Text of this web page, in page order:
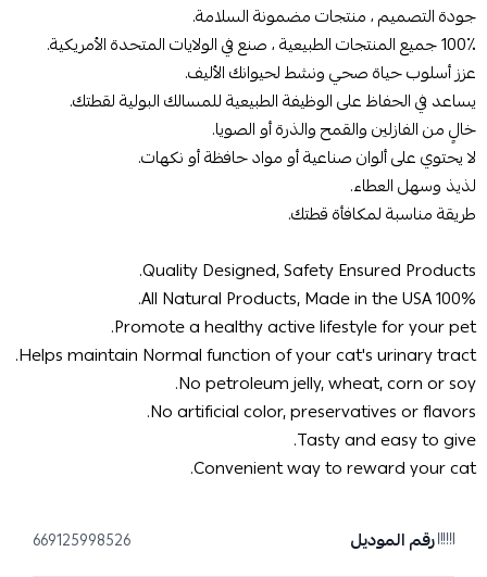
جودة التصميم ، منتجات مضمونة السلامة.
100٪ جميع المنتجات الطبيعية ، صنع في الولايات المتحدة الأمريكية.
عزز أسلوب حياة صحي ونشط لحيوانك الأليف.
يساعد في الحفاظ على الوظيفة الطبيعية للمسالك البولية لقطتك.
خالٍ من الفازلين والقمح والذرة أو الصويا.
لا يحتوي على ألوان صناعية أو مواد حافظة أو نكهات.
لذيذ وسهل العطاء.
طريقة مناسبة لمكافأة قطتك.
Quality Designed, Safety Ensured Products.
100% All Natural Products, Made in the USA.
Promote a healthy active lifestyle for your pet.
Helps maintain Normal function of your cat's urinary tract.
No petroleum jelly, wheat, corn or soy.
No artificial color, preservatives or flavors.
Tasty and easy to give.
Convenient way to reward your cat.
رقم الموديل 669125998526